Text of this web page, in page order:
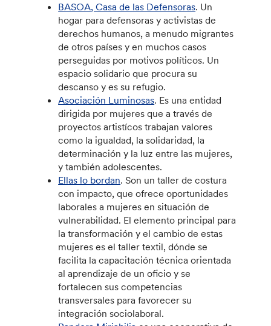
BASOA, Casa de las Defensoras. Un
hogar para defensoras y activistas de
derechos humanos, a menudo migrantes
de otros países y en muchos casos
perseguidas por motivos políticos. Un
espacio solidario que procura su
descanso y es su refugio.
Asociación Luminosas. Es una entidad
dirigida por mujeres que a través de
proyectos artistícos trabajan valores
como la igualdad, la solidaridad, la
determinación y la luz entre las mujeres,
y también adolescentes.
Ellas lo bordan. Son un taller de costura
con impacto, que ofrece oportunidades
laborales a mujeres en situación de
vulnerabilidad. El elemento principal para
la transformación y el cambio de estas
mujeres es el taller textil, dónde se
facilita la capacitación técnica orientada
al aprendizaje de un oficio y se
fortalecen sus competencias
transversales para favorecer su
integración sociolaboral.